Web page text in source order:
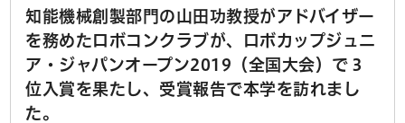
知能機械創製部門の山田功教授がアドバイザー
を務めたロボコンクラブが、ロボカップジュニ
ア・ジャパンオープン2019（全国大会）で３
位入賞を果たし、受賞報告で本学を訪れまし
た。